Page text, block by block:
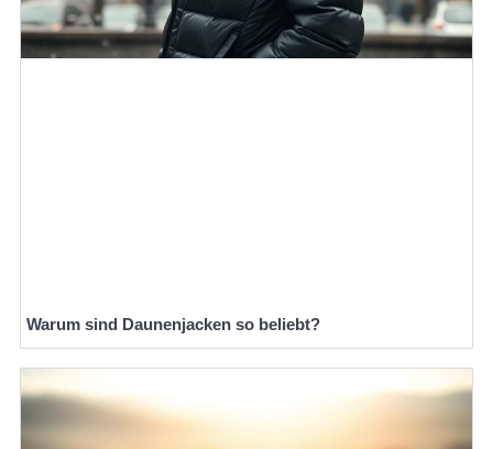
Warum sind Daunenjacken so beliebt?